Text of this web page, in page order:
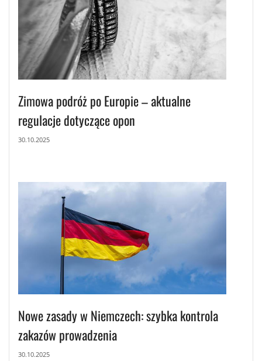
Zimowa podróż po Europie – aktualne
regulacje dotyczące opon
30.10.2025
Nowe zasady w Niemczech: szybka kontrola
zakazów prowadzenia
30.10.2025